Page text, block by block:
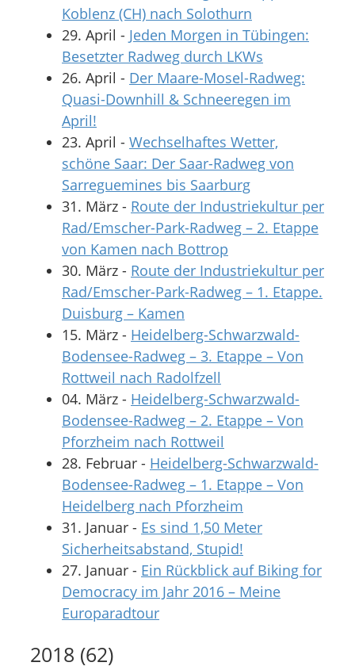
Koblenz (CH) nach Solothurn
29. April - Jeden Morgen in Tübingen:
Besetzter Radweg durch LKWs
26. April - Der Maare-Mosel-Radweg:
Quasi-Downhill & Schneeregen im
April!
23. April - Wechselhaftes Wetter,
schöne Saar: Der Saar-Radweg von
Sarreguemines bis Saarburg
31. März - Route der Industriekultur per
Rad/Emscher-Park-Radweg – 2. Etappe
von Kamen nach Bottrop
30. März - Route der Industriekultur per
Rad/Emscher-Park-Radweg – 1. Etappe.
Duisburg – Kamen
15. März - Heidelberg-Schwarzwald-
Bodensee-Radweg – 3. Etappe – Von
Rottweil nach Radolfzell
04. März - Heidelberg-Schwarzwald-
Bodensee-Radweg – 2. Etappe – Von
Pforzheim nach Rottweil
28. Februar - Heidelberg-Schwarzwald-
Bodensee-Radweg – 1. Etappe – Von
Heidelberg nach Pforzheim
31. Januar - Es sind 1,50 Meter
Sicherheitsabstand, Stupid!
27. Januar - Ein Rückblick auf Biking for
Democracy im Jahr 2016 – Meine
Europaradtour
2018 (62)